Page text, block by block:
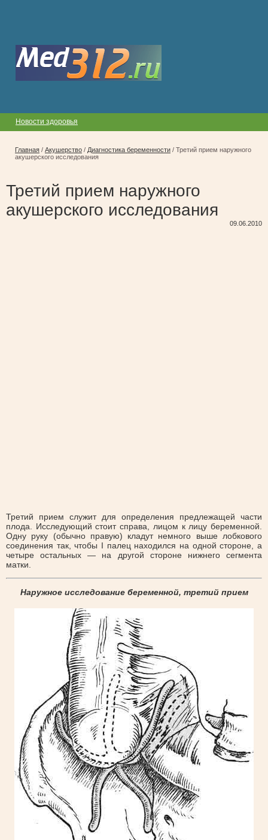
Новости здоровья
Главная / Акушерство / Диагностика беременности / Третий прием наружного
акушерского исследования
Третий прием наружного
акушерского исследования
09.06.2010
Третий прием служит для определения предлежащей части
плода. Исследующий стоит справа, лицом к лицу беременной.
Одну руку (обычно правую) кладут немного выше лобкового
соединения так, чтобы I палец находился на одной стороне, а
четыре остальных — на другой стороне нижнего сегмента
матки.
Наружное исследование беременной, третий прием